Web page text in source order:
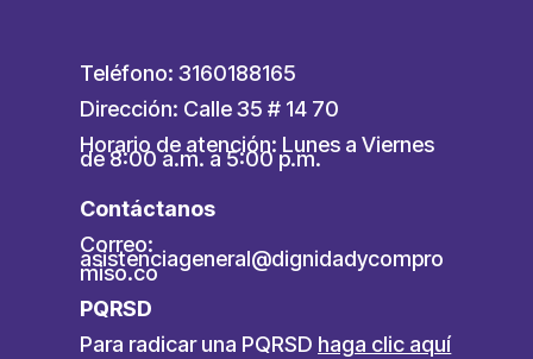
Teléfono: 3160188165
Dirección: Calle 35 # 14 70
Horario de atención: Lunes a Viernes
de 8:00 a.m. a 5:00 p.m.
Contáctanos
Correo:
asistenciageneral@dignidadycompro
miso.co
PQRSD
Para radicar una PQRSD haga clic aquí